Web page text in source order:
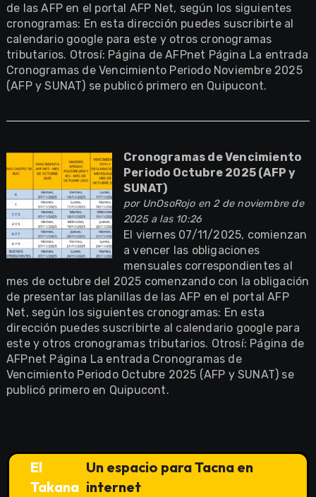
de las AFP en el portal AFP Net, según los siguientes
cronogramas: En esta dirección puedes suscribirte al
calendario google para este y otros cronogramas
tributarios. Otrosí: Página de AFPnet Página La entrada
Cronogramas de Vencimiento Periodo Noviembre 2025
(AFP y SUNAT) se publicó primero en Quipucont.
Cronogramas de Vencimiento
Periodo Octubre 2025 (AFP y
SUNAT)
por UnOsoRojoen 2 de noviembre de
2025 a las 10:26
El viernes 07/11/2025, comienzan
a vencer las obligaciones
mensuales correspondientes al
mes de octubre del 2025 comenzando con la obligación
de presentar las planillas de las AFP en el portal AFP
Net, según los siguientes cronogramas: En esta
dirección puedes suscribirte al calendario google para
este y otros cronogramas tributarios. Otrosí: Página de
AFPnet Página La entrada Cronogramas de
Vencimiento Periodo Octubre 2025 (AFP y SUNAT) se
publicó primero en Quipucont.
El
Takana
Un espacio para Tacna en
internet